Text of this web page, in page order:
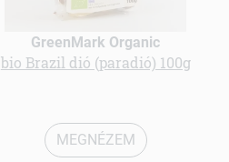
GreenMark Organic
bio Brazil dió (paradió) 100g
MEGNÉZEM